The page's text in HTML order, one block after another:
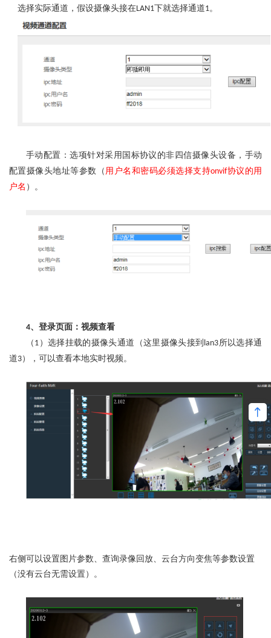
选择实际通道，假设摄像头接在LAN1下就选择通道1。
手动配置：选项针对采用国标协议的非四信摄像头设备，手动
配置摄像头地址等参数（ 用户名和密码必须选择支持onvif协议的用
户名 ）。
4、登录页面：视频查看
（ 1 ）选择挂载的摄像头通道（这里摄像头接到 lan3所以选择通
道3），可以查看本地实时视频。
右侧可以设置图片参数、查询录像回放、云台方向变焦等参数设置
（没有云台无需设置）。